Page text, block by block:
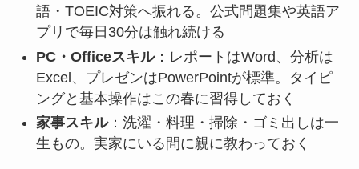
語・TOEIC対策へ振れる。公式問題集や英語ア
プリで毎日30分は触れ続ける
PC・Officeスキル：レポートはWord、分析は
Excel、プレゼンはPowerPointが標準。タイピ
ングと基本操作はこの春に習得しておく
家事スキル：洗濯・料理・掃除・ゴミ出しは一
生もの。実家にいる間に親に教わっておく